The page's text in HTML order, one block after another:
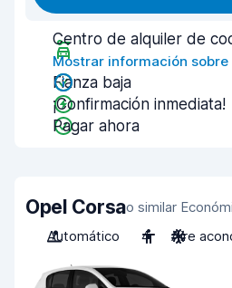
Centro de alquiler de
Mostrar información
Fianza baja
¡Confirmación inmediata!
Pagar ahora
Opel Corsao similar
Automático
4 Aire